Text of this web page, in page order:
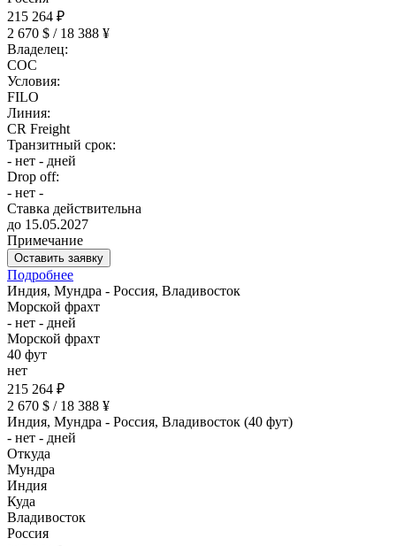
215 264 ₽
2 670 $ / 18 388 ¥
Владелец:
COC
Условия:
FILO
Линия:
CR Freight
Транзитный срок:
- нет - дней
Drop off:
- нет -
Ставка действительна
до 15.05.2027
Примечание
Оставить заявку
Подробнее
Индия, Мундра - Россия, Владивосток
Морской фрахт
- нет - дней
Морской фрахт
40 фут
нет
215 264 ₽
2 670 $ / 18 388 ¥
Индия, Мундра - Россия, Владивосток (40 фут)
- нет - дней
Откуда
Мундра
Индия
Куда
Владивосток
Россия